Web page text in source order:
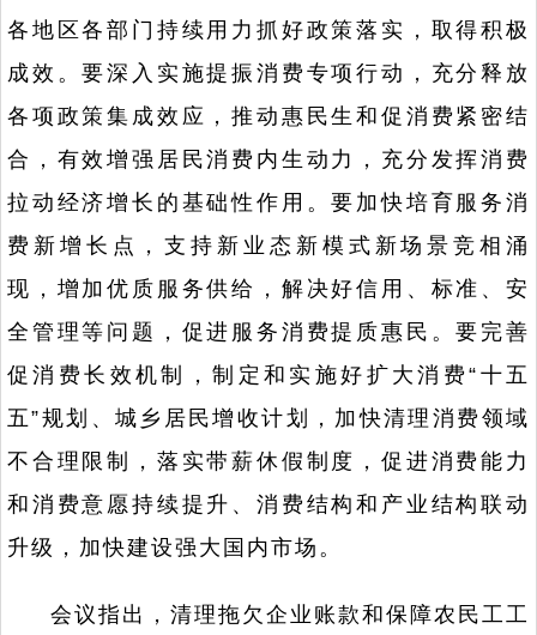
各地区各部门持续用力抓好政策落实，取得积极
成效。要深入实施提振消费专项行动，充分释放
各项政策集成效应，推动惠民生和促消费紧密结
合，有效增强居民消费内生动力，充分发挥消费
拉动经济增长的基础性作用。要加快培育服务消
费新增长点，支持新业态新模式新场景竞相涌
现，增加优质服务供给，解决好信用、标准、安
全管理等问题，促进服务消费提质惠民。要完善
促消费长效机制，制定和实施好扩大消费“十五
五”规划、城乡居民增收计划，加快清理消费领域
不合理限制，落实带薪休假制度，促进消费能力
和消费意愿持续提升、消费结构和产业结构联动
升级，加快建设强大国内市场。
会议指出，清理拖欠企业账款和保障农民工工